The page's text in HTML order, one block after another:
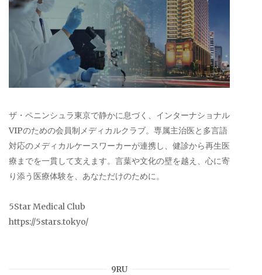
ザ・ペニンシュラ東京で静かに息づく、インターナショナル
VIPのための会員制メディカルクラブ。専属主治医と多言語
対応のメディカルケースワーカーが連携し、健診から再生医
療までを一貫して支えます。言葉や文化の壁を越え、心に寄
り添う医療体験を、あなただけのために。
5Star Medical Club
https://5stars.tokyo/
9RU